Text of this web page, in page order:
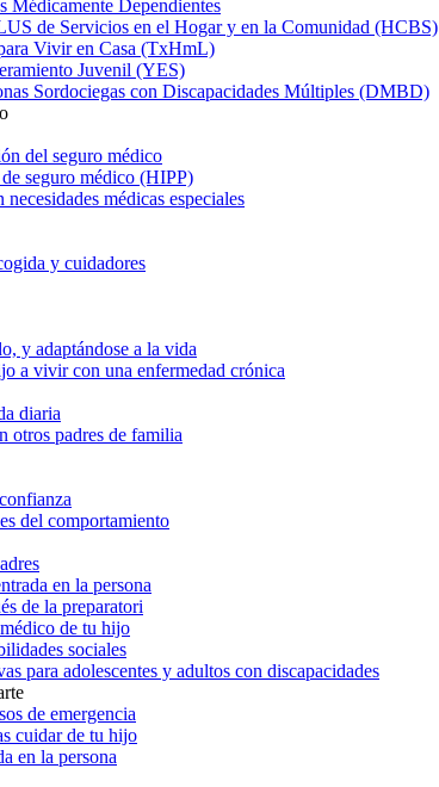
Médicamente Dependientes
de Servicios en el Hogar y en la Comunidad (HCBS)
Vivir en Casa (TxHmL)
Juvenil (YES)
Sordociegas con Discapacidades Múltiples (DMBD)
del seguro médico
seguro médico (HIPP)
médicas especiales
y cuidadores
y adaptándose a la vida
a vivir con una enfermedad crónica
diaria
otros padres de familia
del comportamiento
en la persona
de la preparatori
de tu hijo
sociales
para adolescentes y adultos con discapacidades
de emergencia
cuidar de tu hijo
en la persona